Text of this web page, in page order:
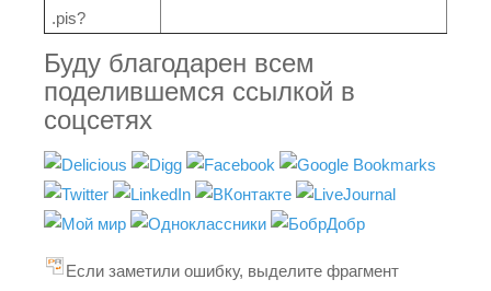
.pis?
Буду благодарен всем
поделившемся ссылкой в
соцсетях
Если заметили ошибку, выделите фрагмент